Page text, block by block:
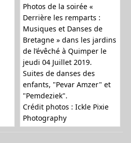
Photos de la soirée «
Derrière les remparts :
Musiques et Danses de
Bretagne » dans les jardins
de l’évêché à Quimper le
jeudi 04 Juillet 2019.
Suites de danses des
enfants, "Pevar Amzer" et
"Pemdeziek".
Crédit photos : Ickle Pixie
Photography